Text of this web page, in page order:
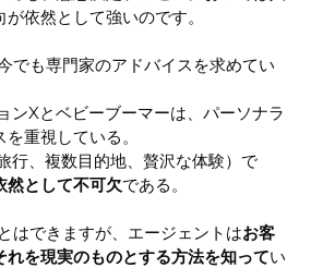
依然として強いのです。
でも専門家のアドバイスを求めてい
ンXとベビーブーマーは、パーソナラ
重視している。
行、複数目的地、贅沢な体験）で
然として不可欠である。
はできますが、エージェントはお客
れを現実のものとする方法を知ってい